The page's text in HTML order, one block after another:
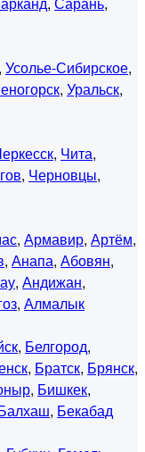
, Усолье-Сибирское,
, Уральск,
, Чита,
, Черновцы,
, Армавир, Артём,
, Анапа, Абовян,
, Андижан,
, Алмалык
, Белгород,
, Братск, Брянск,
, Бишкек,
, Бекабад